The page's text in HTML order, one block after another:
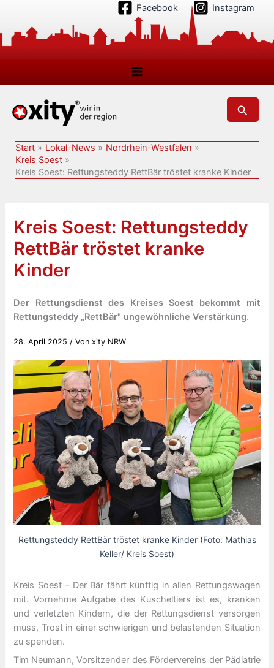
springen
Facebook Instagram
Suchen
Start Lokal-News
Nordrhein-Westfalen
Kreis Soest
Kreis Soest: Rettungsteddy RettBär tröstet kranke Kinder
Kreis Soest: Rettungsteddy
RettBär tröstet kranke
Kinder
Der Rettungsdienst des Kreises Soest bekommt mit
Rettungsteddy „RettBär" ungewöhnliche Verstärkung.
28. April 2025 / Vonxity NRW
Rettungsteddy RettBär tröstet kranke Kinder (Foto: Mathias
Keller/ Kreis Soest)
Kreis Soest – Der Bär fährt künftig in allen Rettungswagen
mit. Vornehme Aufgabe des Kuscheltiers ist es, kranken
und verletzten Kindern, die der Rettungsdienst versorgen
muss, Trost in einer schwierigen und belastenden Situation
zu spenden.
Tim Neumann, Vorsitzender des Fördervereins der Pädiatrie